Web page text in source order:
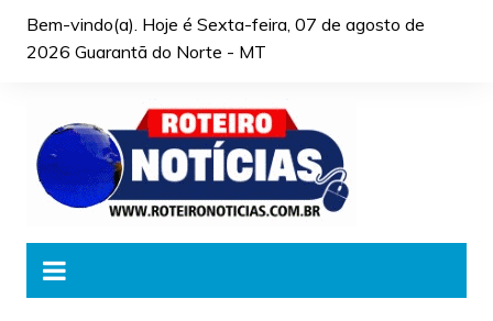
Bem-vindo(a). Hoje é Sexta-feira, 07 de agosto de
2026 Guarantã do Norte - MT